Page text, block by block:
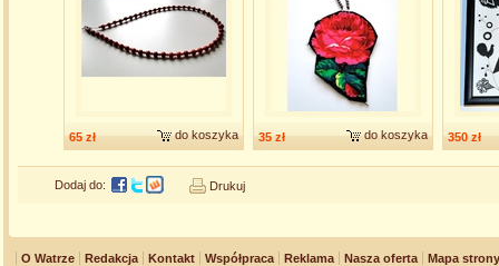
65 zł do koszyka 35 zł do koszyka 350 zł
Dodaj do: Drukuj
O Watrze Redakcja Kontakt Współpraca Reklama Nasza oferta Mapa strony